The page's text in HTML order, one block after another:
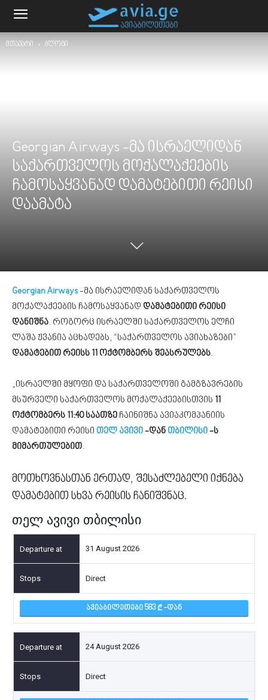
მთავარი ბლოგი
Georgian Airways -მა ისრაელიდან
საქართველოს მოქალაქეების
ჩამოსაყვანად დამატებითი რეისი
დაამატა
Georgian Airways -მა ისრაელიდან საქართველოს
მოქალაქეების ჩამოსაყვანად დამატებითი რეისი
დანიშნა. როგორც ისრაელში საქართველოს ელჩი
ლაშა ჟვანია აცხადებს, “საქართველოს ავიახაზები”
დამატებით რეისს 11 ოქტომბერს შეასრულებს.
„ისრაელში მყოფი და საქართველოში გამგზავრების
მსურველი საქართველოს მოქალაქეებისთვის 11
ოქტომბერს 11:40 საათზე ჩაინიშნა ავიაკომპანიის
დამატებითი რეისი თელ ავივი -დან თბილისი -ს
მიმართულებით.
მოთხოვნასთან ერთად, შესაძლებელი იქნება
დამატებით სხვა რეისის ჩანიშვნაც.
თელ ავივი თბილისი
31 August 2026
Direct
ᲐᲕᲘᲐᲑᲘᲚᲔᲗᲔᲑᲘ 583 -ᲓᲐᲜ
24 August 2026
Direct